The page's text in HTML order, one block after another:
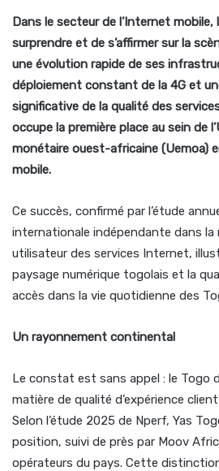
Dans le secteur de l’Internet
surprendre et de s’affirmer sur la
une évolution rapide de ses
déploiement constant de la 4G et
significative de la qualité des
occupe la première place au sein de
monétaire ouest-africaine (Uemoa)
mobile.
Ce succès, confirmé par l’étude
internationale indépendante dans la
utilisateur des services Internet,
paysage numérique togolais et la
accès dans la vie quotidienne des
Un rayonnement continental
Le constat est sans appel : le Togo
matière de qualité d’expérience
Selon l’étude 2025 de Nperf, Yas
position, suivi de près par Moov
opérateurs du pays. Cette